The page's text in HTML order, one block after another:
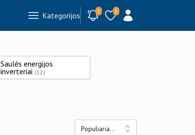
Kategorijos 1 1
Saulės energijos
inverteriai (12)
Populiariausi